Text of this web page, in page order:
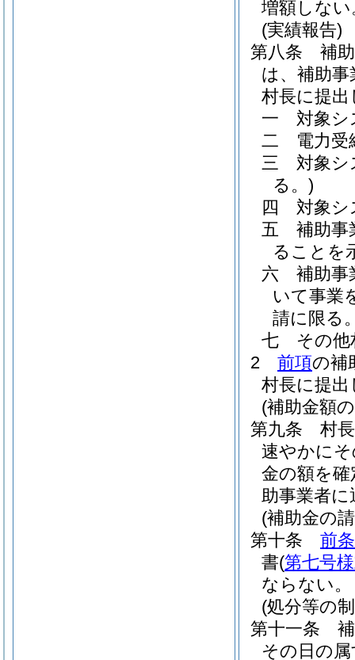
増額しない
(実績報告)
第八条
補
は、補助事
村長に提
一
対象シ
二
電力受
三
対象
る。)
四
対象シ
五
補助事
ることを
六
補助事
いて事業
請に限る
七
その
2
前項の補
村長に提
(補助金額
第九条
村
速やかに
金の額を確
助事業者
(補助金の
第十条
前条
書(第七号
ならない。
(処分等の
第十一条
その日の